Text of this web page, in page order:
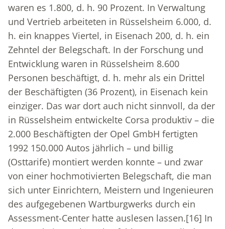
waren es 1.800, d. h. 90 Prozent. In Verwaltung
und Vertrieb arbeiteten in Rüsselsheim 6.000, d.
h. ein knappes Viertel, in Eisenach 200, d. h. ein
Zehntel der Belegschaft. In der Forschung und
Entwicklung waren in Rüsselsheim 8.600
Personen beschäftigt, d. h. mehr als ein Drittel
der Beschäftigten (36 Prozent), in Eisenach kein
einziger. Das war dort auch nicht sinnvoll, da der
in Rüsselsheim entwickelte Corsa produktiv – die
2.000 Beschäftigten der Opel GmbH fertigten
1992 150.000 Autos jährlich – und billig
(Osttarife) montiert werden konnte – und zwar
von einer hochmotivierten Belegschaft, die man
sich unter Einrichtern, Meistern und Ingenieuren
des aufgegebenen Wartburgwerks durch ein
Assessment-Center hatte auslesen lassen.[16] In